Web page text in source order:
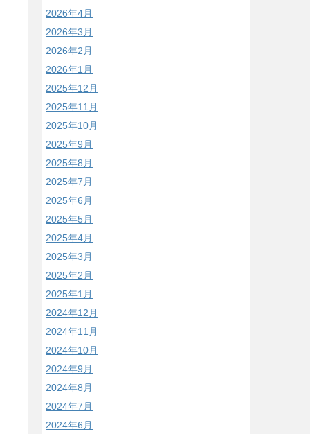
2026年4月
2026年3月
2026年2月
2026年1月
2025年12月
2025年11月
2025年10月
2025年9月
2025年8月
2025年7月
2025年6月
2025年5月
2025年4月
2025年3月
2025年2月
2025年1月
2024年12月
2024年11月
2024年10月
2024年9月
2024年8月
2024年7月
2024年6月